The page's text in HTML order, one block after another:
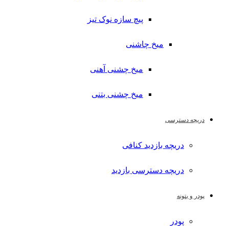
پیچ سازه نوک تیز
میخ چاشنی
میخ چشنی آهنی
میخ چشنی بتنی
دریچه دسترسی
دریچه بازدید کنافی
دریچه دسترسی بازدید
پودر و بتونه
پودر